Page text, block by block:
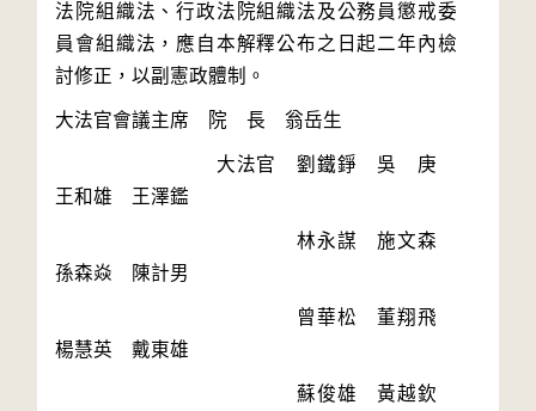
法院組織法、行政法院組織法及公務員懲戒委
員會組織法，應自本解釋公布之日起二年內檢
大法官　劉鐵錚　吳　庚
林永謀　施文森
曾華松　董翔飛
蘇俊雄　黃越欽